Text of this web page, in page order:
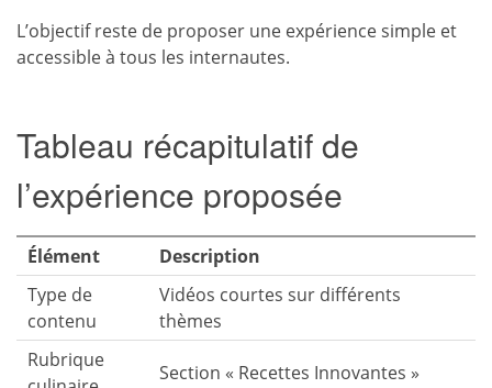
L’objectif reste de proposer une expérience simple et
accessible à tous les internautes.
Tableau récapitulatif de
l’expérience proposée
Élément
Description
Type de
contenu
Vidéos courtes sur différents
thèmes
Rubrique
Section « Recettes Innovantes »